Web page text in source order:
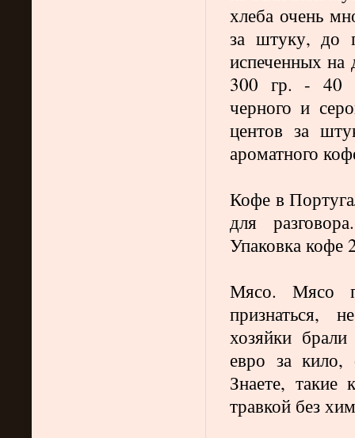
хлеба очень
за штуку, до
испеченных
300 гр. - 40
черного и
центов за
ароматного
Кофе в
для
Упаковка кофе
Мясо. Мясо
признаться,
хозяйки
евро за
Знаете,
травкой без